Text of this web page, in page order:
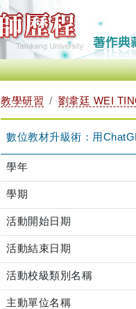
教學研習 劉韋廷 WEI
數位教材升級術：用
學年
學期
活動開始日期
活動結束日期
活動校級類別名稱
主動單位名稱